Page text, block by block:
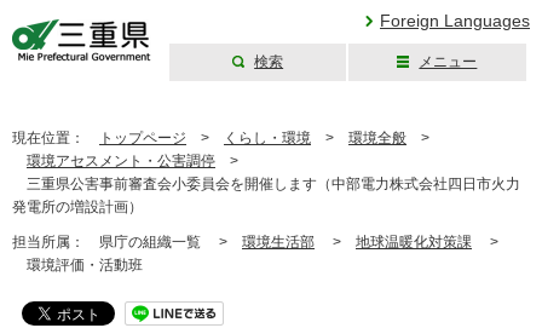
Foreign Languages
検索 メニュー
現在位置： トップページ > くらし・環境 > 環境全般 >
環境アセスメント・公害調停 >
三重県公害事前審査会小委員会を開催します（中部電力株式会社四日市火力
発電所の増設計画）
担当所属： 県庁の組織一覧 > 環境生活部 > 地球温暖化対策課 >
環境評価・活動班